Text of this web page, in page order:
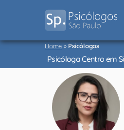
Psicólogos
São
Paulo
Home»Psicólogos
Psicóloga Centro em